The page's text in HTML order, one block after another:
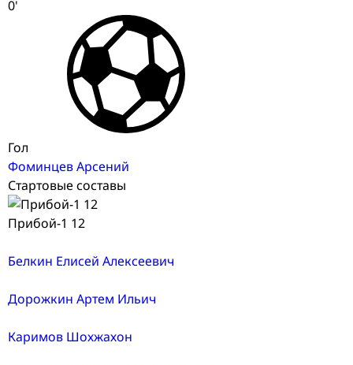
0'
Гол
Фоминцев Арсений
Стартовые составы
Прибой-1 12
Белкин Елисей Алексеевич
Дорожкин Артем Ильич
Каримов Шохжахон